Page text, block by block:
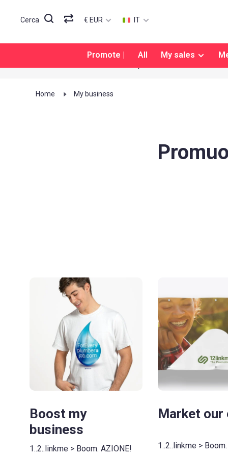
Cerca € EUR IT
Promote | All My sales
Home My business
Boost my
business
1..2..linkme > Boom. AZIONE!
Market our
1..2..linkme >